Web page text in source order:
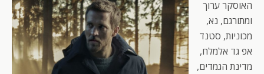
האוסקר ערוך
ומתורגם, נא,
מכוניות, סטנד
אפ גד אלמלח,
מדינת הגמדים,